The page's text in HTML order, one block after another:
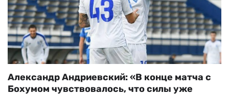
Александр Андриевский: «В конце матча с
Бохумом чувствовалось, что силы уже